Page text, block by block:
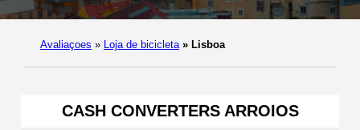
Avaliaçoes » Loja de bicicleta » Lisboa
CASH CONVERTERS ARROIOS